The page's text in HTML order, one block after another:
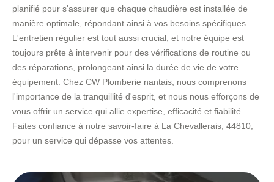
planifié pour s'assurer que chaque chaudière est installée de
manière optimale, répondant ainsi à vos besoins spécifiques.
L'entretien régulier est tout aussi crucial, et notre équipe est
toujours prête à intervenir pour des vérifications de routine ou
des réparations, prolongeant ainsi la durée de vie de votre
équipement. Chez CW Plomberie nantais, nous comprenons
l'importance de la tranquillité d'esprit, et nous nous efforçons de
vous offrir un service qui allie expertise, efficacité et fiabilité.
Faites confiance à notre savoir-faire à La Chevallerais, 44810,
pour un service qui dépasse vos attentes.